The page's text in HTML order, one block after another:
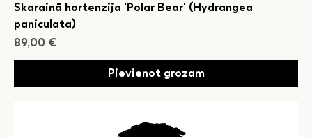
Skarainā hortenzija 'Polar Bear' (Hydrangea
paniculata)
Cena
89,00 €
Pievienot grozam